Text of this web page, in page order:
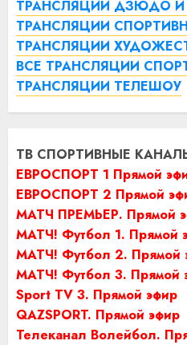
ТРАНСЛЯЦИИ ДЗЮДО
ТРАНСЛЯЦИИ
ТРАНСЛЯЦИИ
ВСЕ ТРАНСЛЯЦИИ
ТРАНСЛЯЦИИ ТЕЛЕШОУ
ТВ СПОРТИВНЫЕ
ЕВРОСПОРТ 1 Прямой
ЕВРОСПОРТ 2 Прямой
МАТЧ ПРЕМЬЕР. Прямой
МАТЧ! Футбол 1. Прямой
МАТЧ! Футбол 2. Прямой
МАТЧ! Футбол 3. Прямой
Sport TV 3. Прямой эфир
QAZSPORT. Прямой эфир
Телеканал Волейбол.